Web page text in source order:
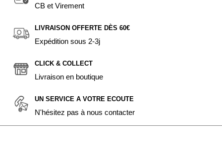
CB et Virement
LIVRAISON OFFERTE DÈS 60€
Expédition sous 2-3j
CLICK & COLLECT
Livraison en boutique
UN SERVICE A VOTRE ECOUTE
N'hésitez pas à nous contacter